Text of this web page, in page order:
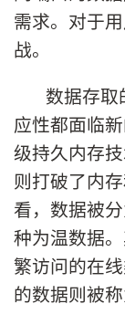
需求。对于
战。
数据存
应性都面临
级持久内存
则打破了内
看，数据被
种为温数据
繁访问的在
的数据则被称